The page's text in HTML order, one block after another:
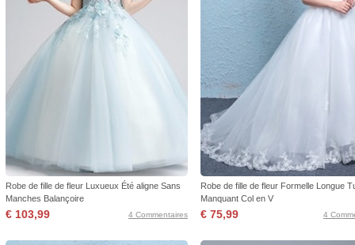
Robe de fille de fleur Luxueux Été aligne Sans
Manches Balançoire
€ 103,99 4 Commentaires
Robe de fille de fleur Formelle Longue
Manquant Col en V
€ 75,99 4